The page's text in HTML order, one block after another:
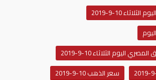
10-9-2019
اليوم الثلاثاء 10-9-2019
سعر الذهب 10-9-2019